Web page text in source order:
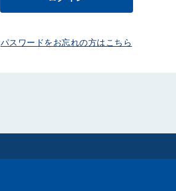
パスワードをお忘れの方はこちら